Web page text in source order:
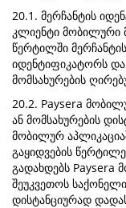
20.1. მერჩანტის
კლიენტი მობილური
წერტილში
იდენტიფიკატორს
მომსახურების
20.2. Paysera
ან მომსახურების
მობილურ
გაყიდვების
გადახდებს Paysera
შეუკვეთოს
დისტანციურად